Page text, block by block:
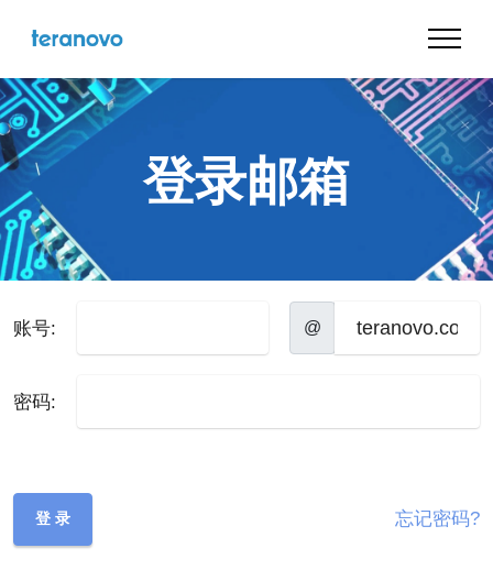
登录邮箱
账号: @
密码:
登 录 忘记密码?